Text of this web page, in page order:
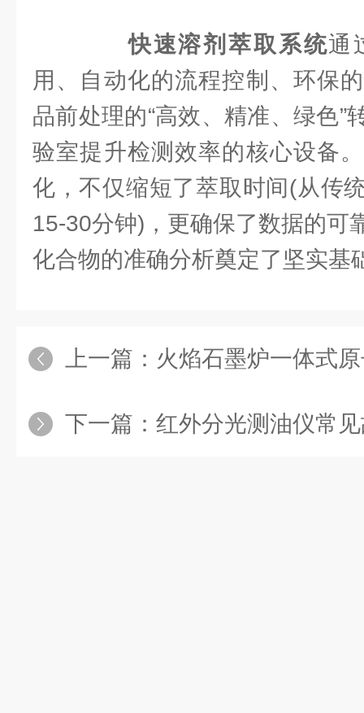
快速溶剂萃取系统通
用、自动化的流程控制、环保
品前处理的“高效、精准、绿色”
验室提升检测效率的核心设备
化，不仅缩短了萃取时间(从传
15-30分钟)，更确保了数据的可
化合物的准确分析奠定了坚实基
上一篇： 火焰石墨炉一体式原子吸收光
下一篇： 红外分光测油仪常